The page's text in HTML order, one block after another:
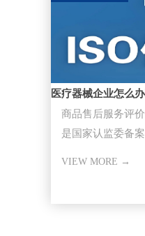
医疗器械企业怎么
商品售后服务评
是国家认监委备
VIEW MORE →